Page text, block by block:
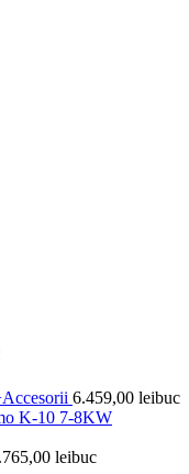
6.459,00 leibuc
K-10 7-8KW
leibuc